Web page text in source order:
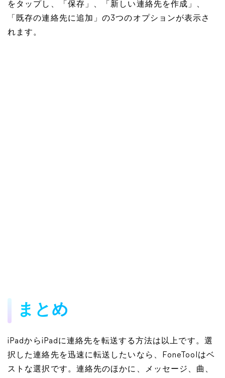
をタップし、「保存」、「新しい連絡先を作成」、
「既存の連絡先に追加」の3つのオプションが表示さ
れます。
まとめ
iPadからiPadに連絡先を転送する方法は以上です。選
択した連絡先を迅速に転送したいなら、FoneToolはベ
ストな選択です。連絡先のほかに、メッセージ、曲、